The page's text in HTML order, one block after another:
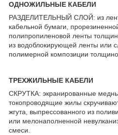
ОДНОЖИЛЬНЫЕ КАБЕЛИ
РАЗДЕЛИТЕЛЬНЫЙ СЛОЙ: из
кабельной бумаги,
полипропиленовой ленты
из водоблокирующей ленты или
полимерной композиции
ТРЕХЖИЛЬНЫЕ КАБЕЛИ
СКРУТКА: экранированные
токопроводящие жилы
жгута, выпрессованного из
или мелонаполненной
смеси.